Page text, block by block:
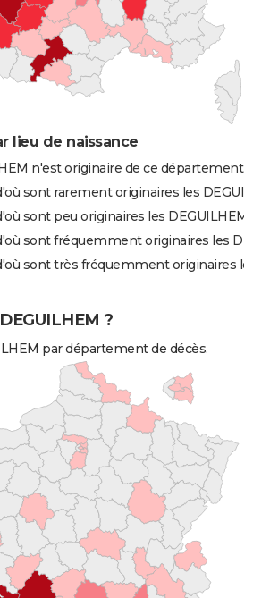
lieu de naissance
n'est originaire de ce département
sont rarement originaires les
sont peu originaires les DEGUILHEM
sont fréquemment originaires les
sont très fréquemment originaires
?
par département de décès.